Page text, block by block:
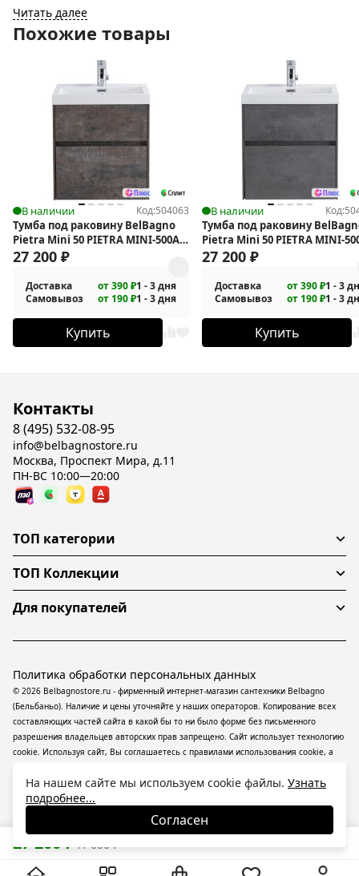
41 600 ₽
27 200 ₽
Читать далее
Похожие товары
В наличии Код:504063
Тумба под раковину BelBagno
Pietra Mini 50 PIETRA MINI-500AS-
2C-SO-PT подвесная
27 200 ₽
Доставка от 390 ₽1 - 3 дня
Самовывоз
от 190 ₽1 - 3 дня
Купить
В наличии Код:
Тумба под раковину
Pietra Mini 50 PIETRA MINI-
2C-SO-SCM подвесная
27 200 ₽
Доставка от 390 ₽1 - 3
Самовывоз
от 190 ₽1 - 3
Купить
Контакты
8 (495) 532-08-95
info@belbagnostore.ru
Москва, Проспект Мира, д.11
ПН-ВС 10:00—20:00
ТОП категории
ТОП Коллекции
Для покупателей
© 2026 Belbagnostore.ru - фирменный интернет-магазин сантехники Belbagno
(Бельбаньо). Наличие и цены уточняйте у наших операторов. Копирование всех
составляющих частей сайта в какой бы то ни было форме без письменного
разрешения владельцев авторских прав запрещено. Сайт использует технологию
cookie. Используя сайт, Вы соглашаетесь с правилами использования cookie, а
ресурсе применяютсярекомендательные технологии(информационные
технологии предоставления информации на основе сбора, систематизации и
анализа сведений, относящихся к предпочтениям пользователей сети
«Интернет», находящихся на территории Российской Федерации).
Политика обработки персональных данных
На нашем сайте мы используем cookie файлы. Узнать
подробнее...
Согласен